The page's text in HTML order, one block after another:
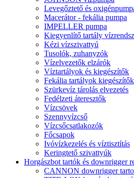
Levegőztető és
Macerátor - fekália pumpa
IMPELLER pumpa
Kiegyenlítő tartály
Kézi vízszivattyú
Tusolók, zuhanyzók
Vízelvezetők elzárók
Víztartályok és kiegészítők
Fekália tartályok kiegészítők
Szürkevíz tárolás elvezetés
Fedélzeti áteresztők
Vízcsövek
Szennyvízcső
Vízcsőcsatlakozók
Főcsapok
Ivóvízkezelés és víztisztítás
Keringtető szivattyúk
Horgászbot tartók és downrigger
CANNON downrigger